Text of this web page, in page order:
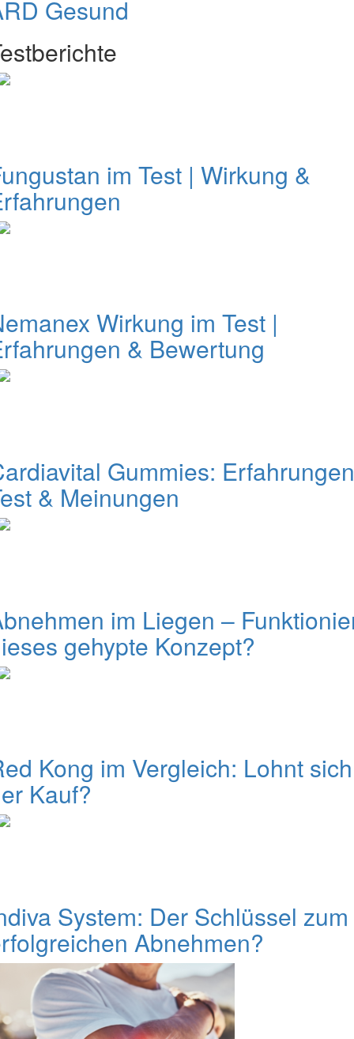
Gesund
im Test | Wirkung &
Wirkung im Test |
& Bewertung
Gummies:
& Meinungen
im Liegen –
gehypte Konzept?
Kong im Vergleich: Lohnt sich
Kauf?
System: Der Schlüssel zum
Abnehmen?